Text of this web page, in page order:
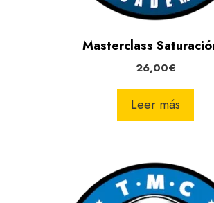
Masterclass
26,00€
Leer más